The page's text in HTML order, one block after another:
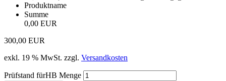
Produktname
Summe
0,00 EUR
300,00 EUR
exkl. 19 % MwSt. zzgl. Versandkosten
Prüfstand fürHB Menge